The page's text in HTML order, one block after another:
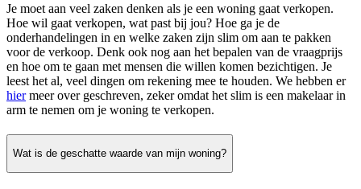
Je moet aan veel zaken denken als je een woning gaat verkopen.
Hoe wil gaat verkopen, wat past bij jou? Hoe ga je de
onderhandelingen in en welke zaken zijn slim om aan te pakken
voor de verkoop. Denk ook nog aan het bepalen van de vraagprijs
en hoe om te gaan met mensen die willen komen bezichtigen. Je
leest het al, veel dingen om rekening mee te houden. We hebben er
hiermeer over geschreven, zeker omdat het slim is een makelaar in
arm te nemen om je woning te verkopen.
Wat is de geschatte waarde van mijn woning?